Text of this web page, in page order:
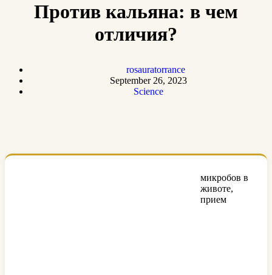
Против кальяна: в чем
отличия?
rosauratorrance
September 26, 2023
Science
микробов в
животе,
прием